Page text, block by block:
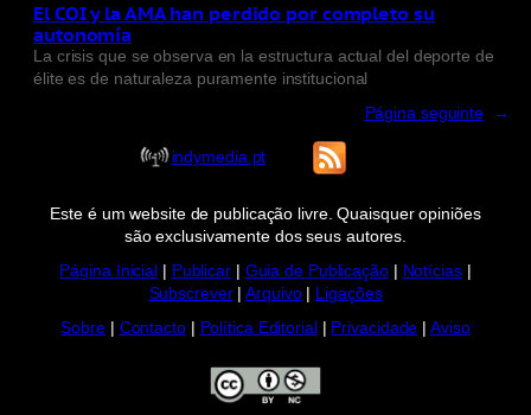
El COI y la AMA han perdido por completo su
autonomía
La crisis que se observa en la estructura actual del deporte de
élite es de naturaleza puramente institucional
Página seguinte →
indymedia.pt
Este é um website de publicação livre. Quaisquer opiniões
são exclusivamente dos seus autores.
Página Inicial | Publicar| Guia de Publicação| Notícias|
Subscrever|Arquivo| Ligações
Sobre| Contacto| Política Editorial| Privacidade |Aviso